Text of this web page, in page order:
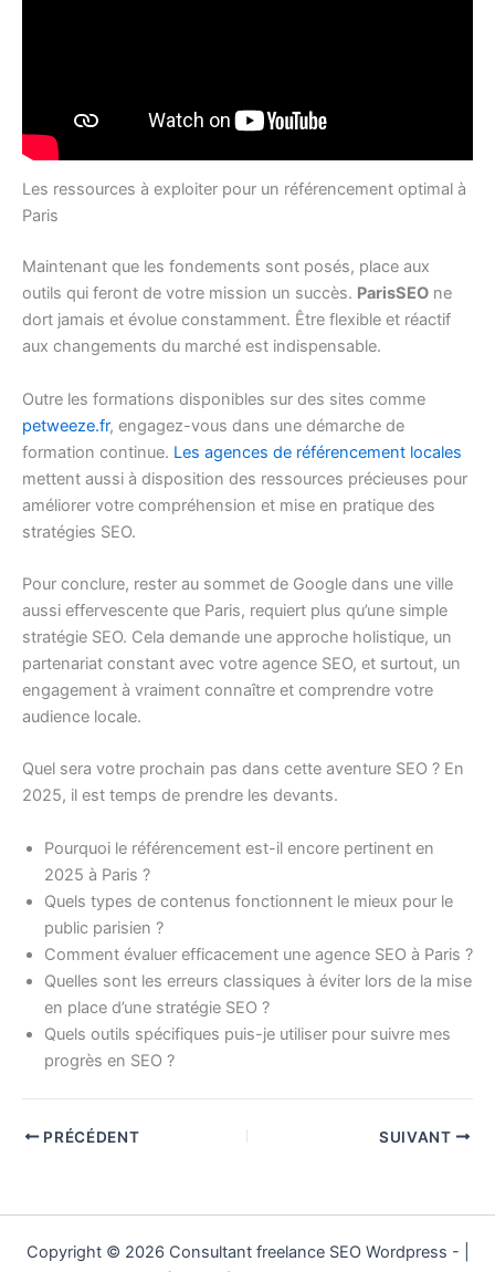
Les ressources à exploiter pour un référencement optimal à
Paris
Maintenant que les fondements sont posés, place aux
outils qui feront de votre mission un succès. ParisSEO ne
dort jamais et évolue constamment. Être flexible et réactif
aux changements du marché est indispensable.
Outre les formations disponibles sur des sites comme
petweeze.fr, engagez-vous dans une démarche de
formation continue. Les agences de référencement locales
mettent aussi à disposition des ressources précieuses pour
améliorer votre compréhension et mise en pratique des
stratégies SEO.
Pour conclure, rester au sommet de Google dans une ville
aussi effervescente que Paris, requiert plus qu’une simple
stratégie SEO. Cela demande une approche holistique, un
partenariat constant avec votre agence SEO, et surtout, un
engagement à vraiment connaître et comprendre votre
audience locale.
Quel sera votre prochain pas dans cette aventure SEO ? En
2025, il est temps de prendre les devants.
Pourquoi le référencement est-il encore pertinent en
2025 à Paris ?
Quels types de contenus fonctionnent le mieux pour le
public parisien ?
Comment évaluer efficacement une agence SEO à Paris ?
Quelles sont les erreurs classiques à éviter lors de la mise
en place d’une stratégie SEO ?
Quels outils spécifiques puis-je utiliser pour suivre mes
progrès en SEO ?
PRÉCÉDENT SUIVANT
Copyright © 2026 Consultant freelance SEO Wordpress - |